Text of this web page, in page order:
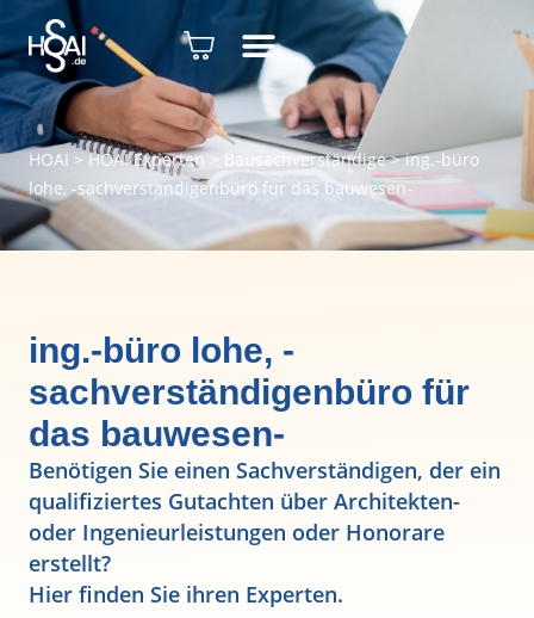
HOAI > HOAI Experten> Bausachverständige>ing.-büro
lohe, -sachverständigenbüro für das bauwesen-
ing.-büro lohe, -
sachverständigenbüro für
das bauwesen-
Benötigen Sie einen Sachverständigen, der ein
qualifiziertes Gutachten über Architekten-
oder Ingenieurleistungen oder Honorare
erstellt?
Hier finden Sie ihren Experten.